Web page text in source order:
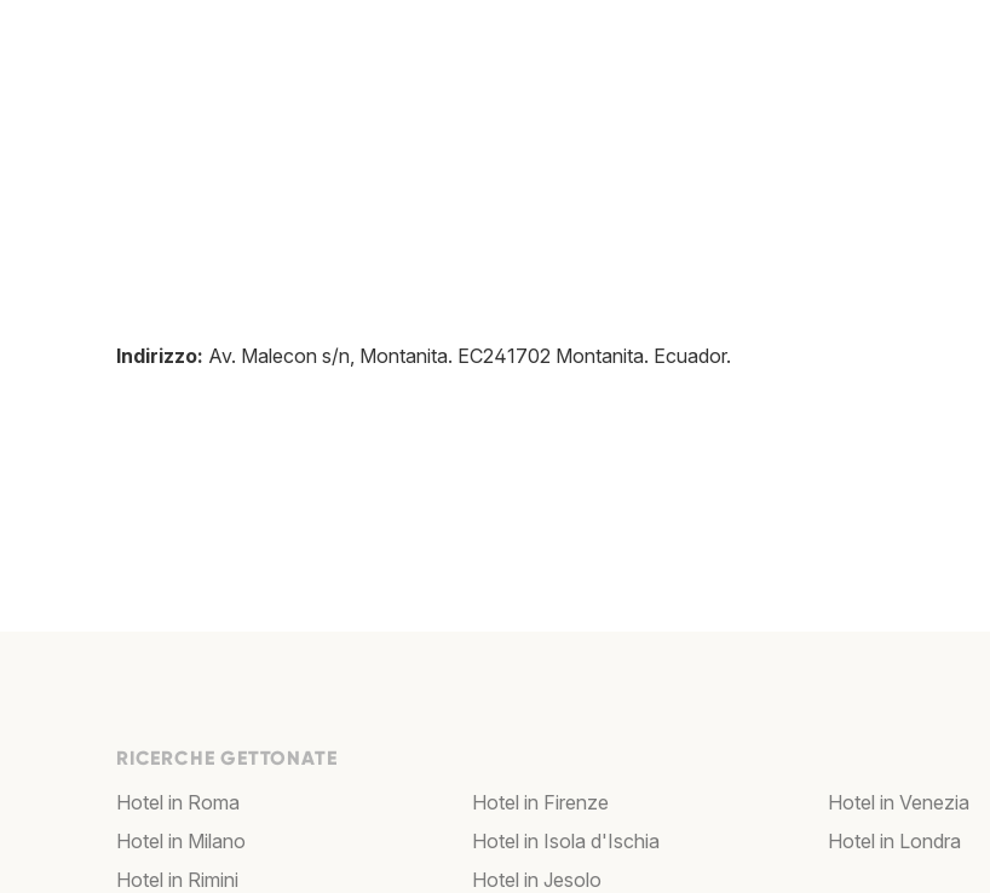
Indirizzo: Av. Malecon s/n, Montanita. EC241702 Montanita. Ecuador.
RICERCHE GETTONATE
Hotel in Roma
Hotel in Milano
Hotel in Rimini
Hotel in Firenze
Hotel in Isola d'Ischia
Hotel in Jesolo
Hotel in Venezia
Hotel in Londra